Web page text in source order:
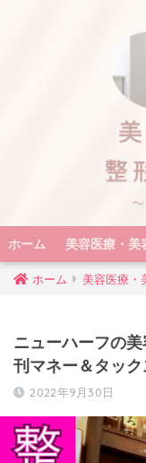
ホーム 美容医療・美
ホーム 美容医療・
ニューハーフの
刊マネー＆タック
2022年9月30日